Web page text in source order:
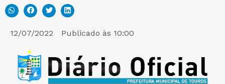
12/07/2022 Publicado às 10:00
E-SIC
PERGUNTAS FREQUENTES